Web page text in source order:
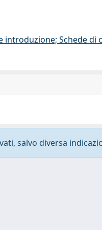
introduzione; Schede di
salvo diversa